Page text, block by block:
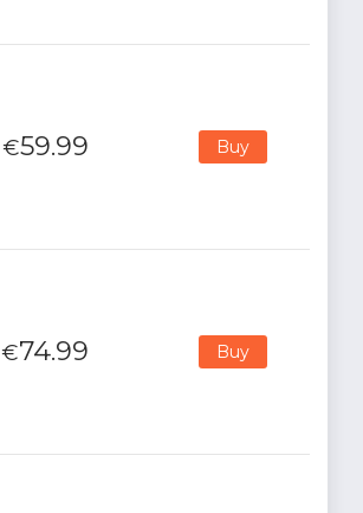
€59.99 Buy
€74.99 Buy